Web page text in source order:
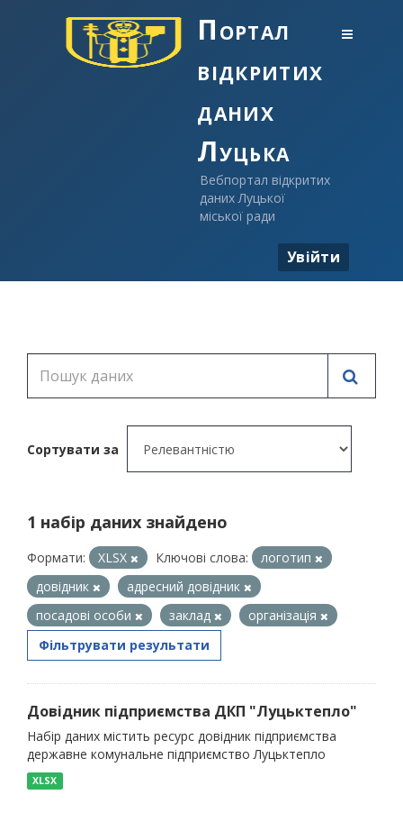
Портал
відкритих
даних
Луцька
Вебпортал відкритих
даних Луцької
міської ради
Увійти
Сортувати за
1 набір даних знайдено
Формати: XLSX Ключові слова:
логотип
довідник
адресний довідник
посадові особи
заклад
організація
Фільтрувати результати
Довідник підприємства ДКП "Луцьктепло"
Набір даних містить ресурс довідник підприємства
державне комунальне підприємство Луцьктепло
XLSX